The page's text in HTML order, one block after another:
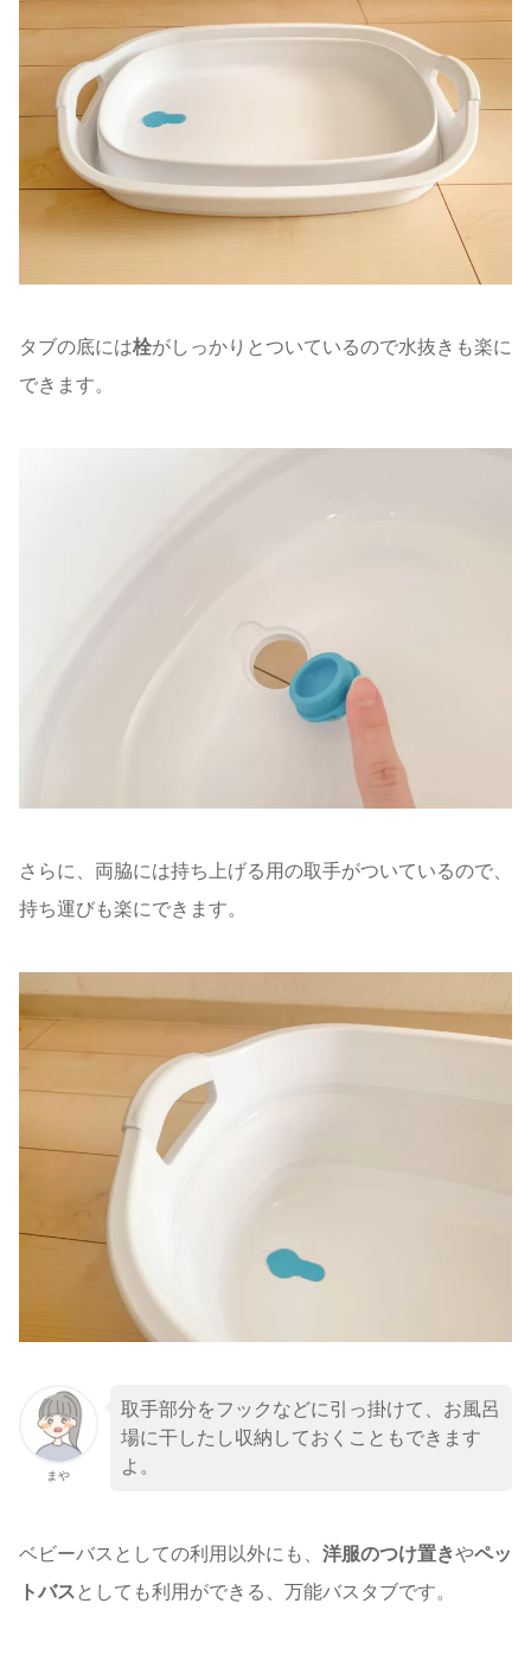
タブの底には栓がしっかりとついているので水抜きも楽に
できます。
さらに、 両脇には持ち上げる用の取手がついているので、
持ち運びも楽にできます。
まや
取手部分をフックなどに引っ掛けて、お風呂
場に干したし収納しておくこともできます
よ。
ベビーバスとしての利用以外にも、 洋服のつけ置きやペッ
トバス としても利用ができる、万能バスタブです。